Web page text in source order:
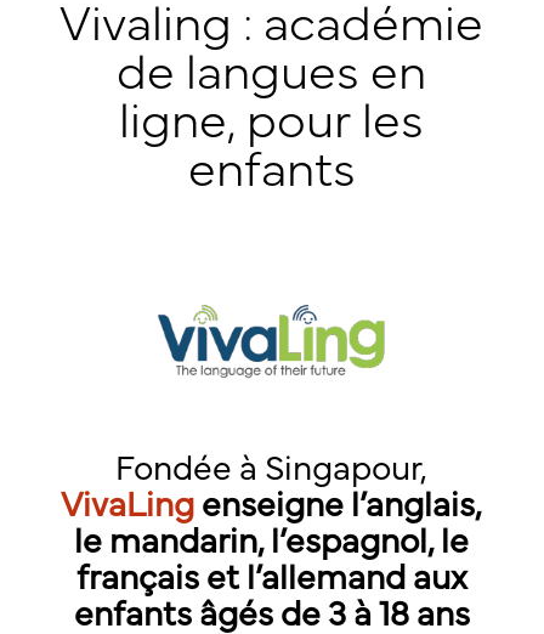
Vivaling : académie
de langues en
ligne, pour les
enfants
Fondée à Singapour,
VivaLing enseigne l’anglais,
le mandarin, l’espagnol, le
français et l’allemand aux
enfants âgés de 3 à 18 ans